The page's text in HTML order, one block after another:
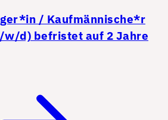
/ Kaufmännische*r
d) befristet auf 2 Jahre